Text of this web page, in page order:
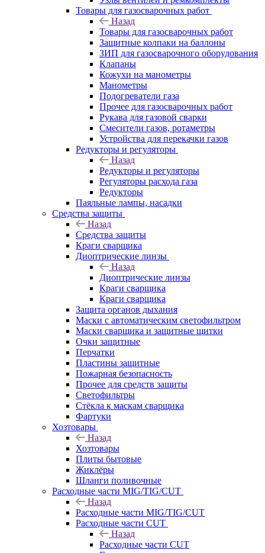
Товары для газосварочных работ
Назад
Товары для газосварочных работ
Защитные колпаки на баллоны
ЗИП для газосварочного оборудования
Клапаны
Кожухи на манометры
Манометры
Подогреватели газа
Прочее для газосварочных работ
Рукава для газовой сварки
Смесители газов, ротаметры
Устройства для перекачки газов
Редукторы и регуляторы
Назад
Редукторы и регуляторы
Регуляторы расхода газа
Редукторы
Паяльные лампы, насадки
Средства защиты
Назад
Средства защиты
Краги сварщика
Диоптрические линзы
Назад
Диоптрические линзы
Краги сварщика
Краги сварщика
Защита органов дыхания
Маски с автоматическим светофильтром
Маски сварщика и защитные щитки
Очки защитные
Перчатки
Пластины защитные
Пожарная безопасность
Прочее для средств защиты
Светофильтры
Стёкла к маскам сварщика
Фартуки
Хозтовары
Назад
Хозтовары
Плиты бытовые
Жиклёры
Шланги поливочные
Расходные части MIG/TIG/CUT
Назад
Расходные части MIG/TIG/CUT
Расходные части CUT
Назад
Расходные части CUT